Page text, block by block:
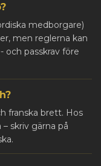
medborgare)
men reglerna kan
och passkrav före
franska brett. Hos
skriv gärna på